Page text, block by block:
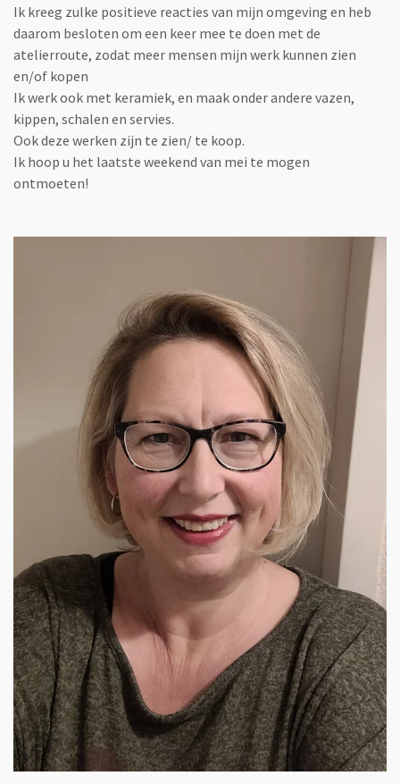
Ik kreeg zulke positieve reacties van mijn omgeving en heb
daarom besloten om een keer mee te doen met de
atelierroute, zodat meer mensen mijn werk kunnen zien
en/of kopen
Ik werk ook met keramiek, en maak onder andere vazen,
kippen, schalen en servies.
Ook deze werken zijn te zien/ te koop.
Ik hoop u het laatste weekend van mei te mogen
ontmoeten!